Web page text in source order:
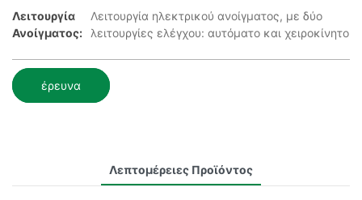
Λειτουργία
Ανοίγματος:
Λειτουργία ηλεκτρικού ανοίγματος, με δύο
λειτουργίες ελέγχου: αυτόματο και χειροκίνητο
έρευνα
Λεπτομέρειες Προϊόντος